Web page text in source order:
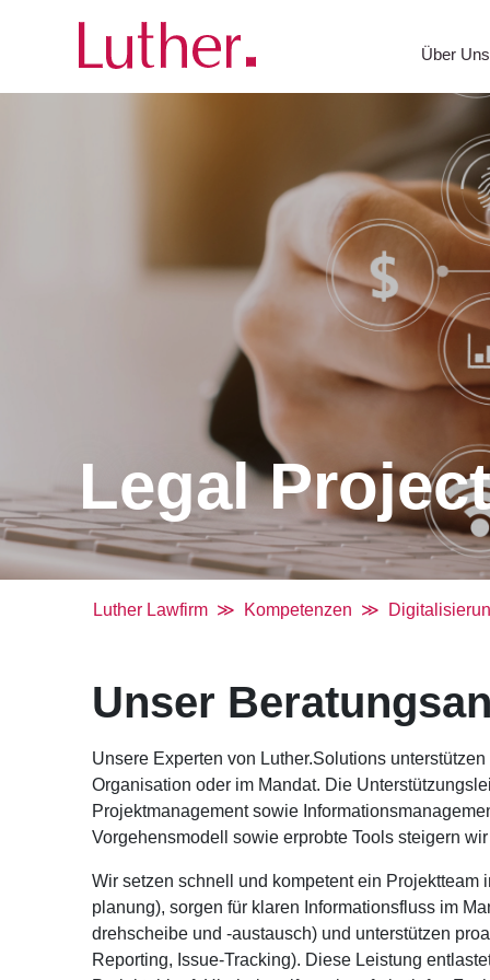
Über Uns
Legal
Luther Lawfirm Kompetenzen
Unser
Unsere Experten von Luther.Solutions
Organisation oder im Mandat. Die
Projektmanagement sowie
Vorgehensmodell sowie erprobte Tools steigern
Wir setzen schnell und kompetent ein
planung), sorgen für klaren Informationsfluss im
drehscheibe und -austausch) und unterstützen
Reporting, Issue-Tracking). Diese Leistung